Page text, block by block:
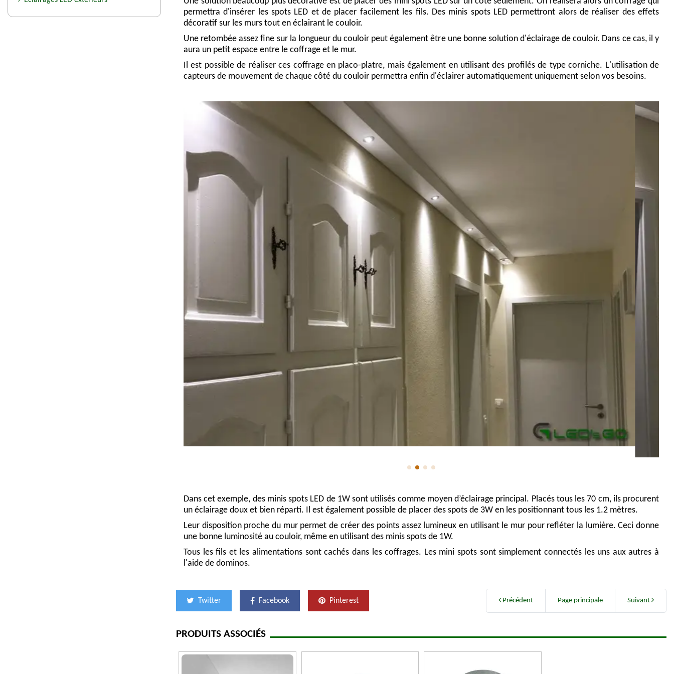
permettra d'insérer les spots LED et de placer facilement les fils. Des minis spots LED permettront alors de réaliser des effets
décoratif sur les murs tout en éclairant le couloir.
Une retombée assez fine sur la longueur du couloir peut également être une bonne solution d'éclairage de couloir. Dans ce cas, il y
aura un petit espace entre le coffrage et le mur.
Il est possible de réaliser ces coffrage en placo-platre, mais également en utilisant des profilés de type corniche. L'utilisation de
capteurs de mouvement de chaque côté du couloir permettra enfin d'éclairer automatiquement uniquement selon vos besoins.
Dans cet exemple, des minis spots LED de 1W sont utilisés comme moyen d’éclairage principal. Placés tous les 70 cm, ils procurent
un éclairage doux et bien réparti. Il est également possible de placer des spots de 3W en les positionnant tous les 1.2 mètres.
Leur disposition proche du mur permet de créer des points assez lumineux en utilisant le mur pour refléter la lumière. Ceci donne
une bonne luminosité au couloir, même en utilisant des minis spots de 1W.
Tous les fils et les alimentations sont cachés dans les coffrages. Les mini spots sont simplement connectés les uns aux autres à
l'aide de dominos.
Twitter Facebook Pinterest Précédent Page principale Suivant
PRODUITS ASSOCIÉS